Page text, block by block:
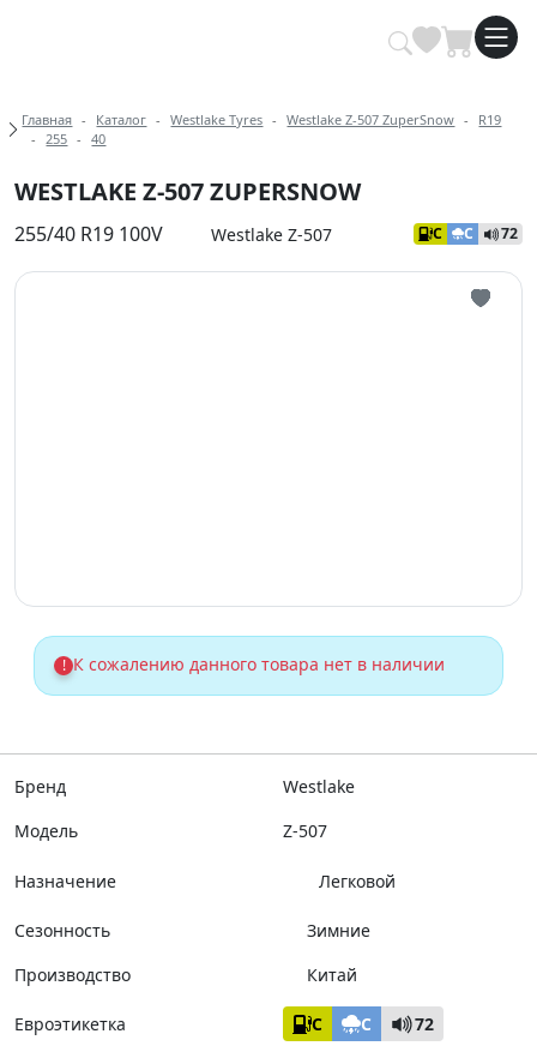
Купить автомобильные шины
Хлебные крошки
Главная Каталог Westlake Tyres Westlake Z-507 ZuperSnow
R19
255
40
WESTLAKE Z-507 ZUPERSNOW
255/40 R19 100V Westlake Z-507 C C 72
! К сожалению данного товара нет в наличии
Бренд
Westlake
Модель
Z-507
Назначение Легковой
Сезонность
Зимние
Производство
Китай
Евроэтикетка C C 72